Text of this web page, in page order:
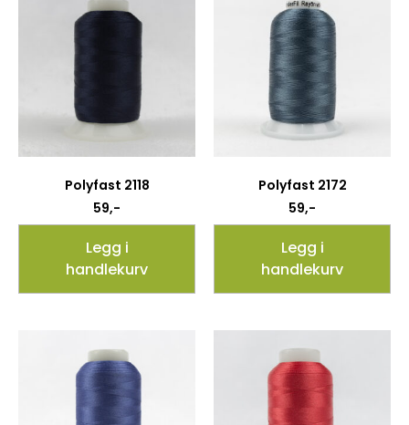
Polyfast 2118
59,-
Legg i
handlekurv
Polyfast 2172
59,-
Legg i
handlekurv